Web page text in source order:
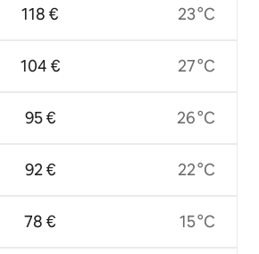
118 €
104 €
95 €
92 €
78 €
23 °C
27 °C
26 °C
22 °C
15 °C